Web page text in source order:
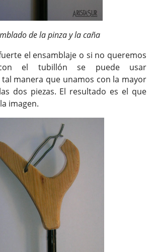
de la pinza y la caña
el ensamblaje o si no queremos
con el tubillón se puede usar
tal manera que unamos con la mayor
dos piezas. El resultado es el que
imagen.